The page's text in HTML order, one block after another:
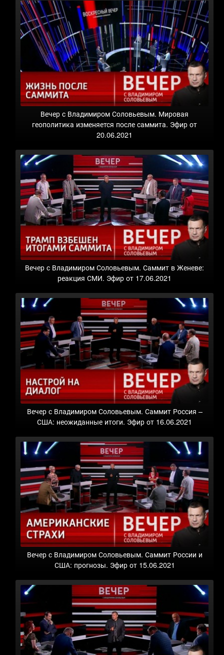
Вечер с Владимиром Соловьевым. Мировая
геополитика изменяется после саммита. Эфир от
20.06.2021
Вечер с Владимиром Соловьевым. Саммит в Женеве:
реакция СМИ. Эфир от 17.06.2021
Вечер с Владимиром Соловьевым. Саммит Россия –
США: неожиданные итоги. Эфир от 16.06.2021
Вечер с Владимиром Соловьевым. Саммит России и
США: прогнозы. Эфир от 15.06.2021